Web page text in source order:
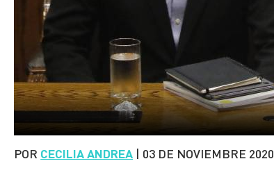
POR CECILIA ANDREA | 03 DE NOVIEMBRE 2020